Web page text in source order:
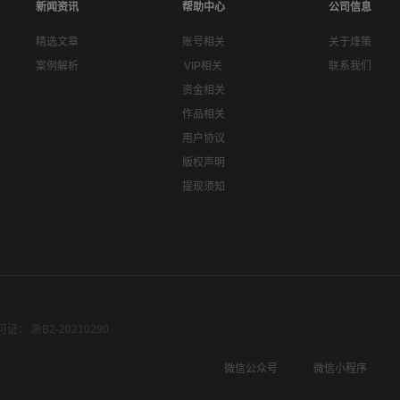
新闻资讯
精选文章
案例解析
帮助中心
账号相关
VIP相关
资金相关
作品相关
用户协议
版权声明
提现须知
公司信息
关于烽策
联系我们
证： 浙B2-20210290
微信公众号
微信小程序